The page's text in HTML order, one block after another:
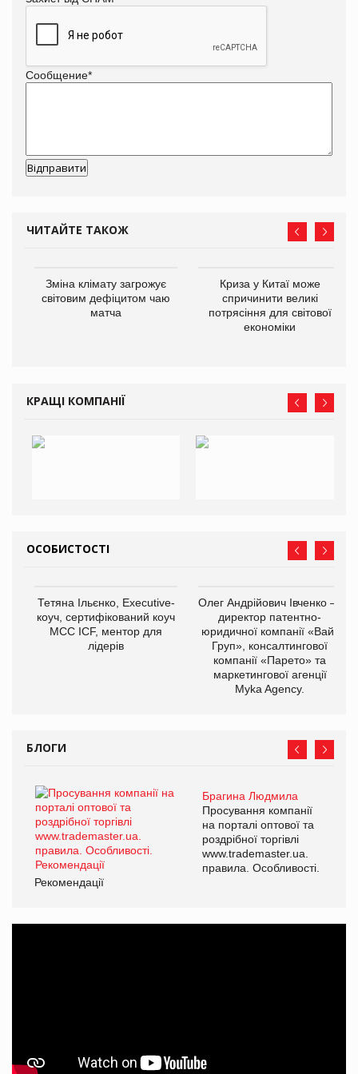
Сообщение*
ЧИТАЙТЕ ТАКОЖ
Зміна клімату загрожує
світовим дефіцитом чаю
матча
Криза у Китаї може
спричинити великі
потрясіння для світової
економіки
КРАЩІ КОМПАНІЇ
ОСОБИСТОСТІ
Тетяна Ільєнко, Executive-
коуч, сертифікований коуч
МСС ICF, ментор для
лідерів
Олег Андрійович Івченко —
директор патентно-
юридичної компанії «Вайз
Груп», консалтингової
компанії «Парето» та
маркетингової агенції
Myka Agency.
БЛОГИ
Брагина Людмила
Просування компанії
на порталі оптової та
роздрібної торгівлі
www.trademaster.ua.
правила. Особливості.
Рекомендації